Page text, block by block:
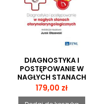
DIAGNOSTYKA I
POSTĘPOWANIE W
NAGŁYCH STANACH
Cena
179,00 zł